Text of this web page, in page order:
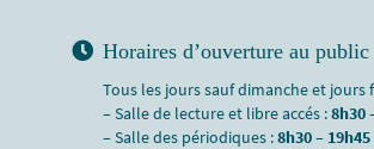
Horaires d’ouverture au public
Tous les jours sauf dimanche et jours
– Salle de lecture et libre accés :8h30
– Salle des périodiques :8h30 – 19h45